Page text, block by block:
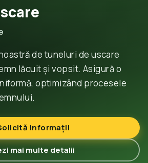
de tuneluri de uscare
lăcuit și vopsit. Asigură o
optimizând procesele
informații
mai multe detalii